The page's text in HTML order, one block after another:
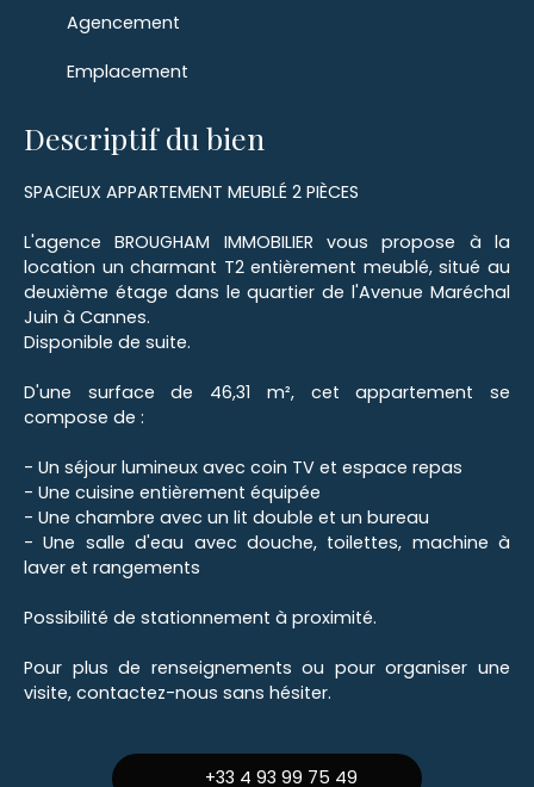
Agencement
Emplacement
Descriptif du bien
SPACIEUX APPARTEMENT MEUBLÉ 2 PIÈCES
L'agence BROUGHAM IMMOBILIER vous propose à la
location un charmant T2 entièrement meublé, situé au
deuxième étage dans le quartier de l'Avenue Maréchal
Juin à Cannes.
Disponible de suite.
D'une surface de 46,31 m², cet appartement se
compose de :
- Un séjour lumineux avec coin TV et espace repas
- Une cuisine entièrement équipée
- Une chambre avec un lit double et un bureau
- Une salle d'eau avec douche, toilettes, machine à
laver et rangements
Possibilité de stationnement à proximité.
Pour plus de renseignements ou pour organiser une
visite, contactez-nous sans hésiter.
+33 4 93 99 75 49